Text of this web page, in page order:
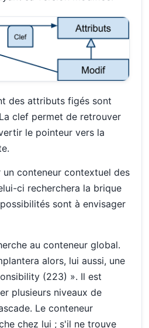
des attributs figés sont
clef permet de retrouver
le pointeur vers la
conteneur contextuel des
ci recherchera la brique
sont à envisager
au conteneur global.
alors, lui aussi, une
(223) ». Il est
plusieurs niveaux de
Le conteneur
chez lui ; s'il ne trouve